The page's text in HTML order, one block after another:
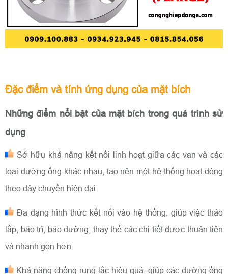
Đặc điểm và tính ứng dụng của mặt bích
Những điểm nổi bật của mặt bích trong quá trình sử
dụng
Sở hữu khả năng kết nối linh hoạt giữa các van và các
loại đường ống khác nhau, tạo nên một hệ thống hoạt động
theo dây chuyền hiện đại.
Đa dạng hình thức kết nối vào hệ thống, giúp việc tháo
lắp, bảo trì, bảo dưỡng, thay thế các chi tiết được thuận tiện
và nhanh gọn hơn.
Khả năng chống rung lắc hiệu quả, giúp các đường ống